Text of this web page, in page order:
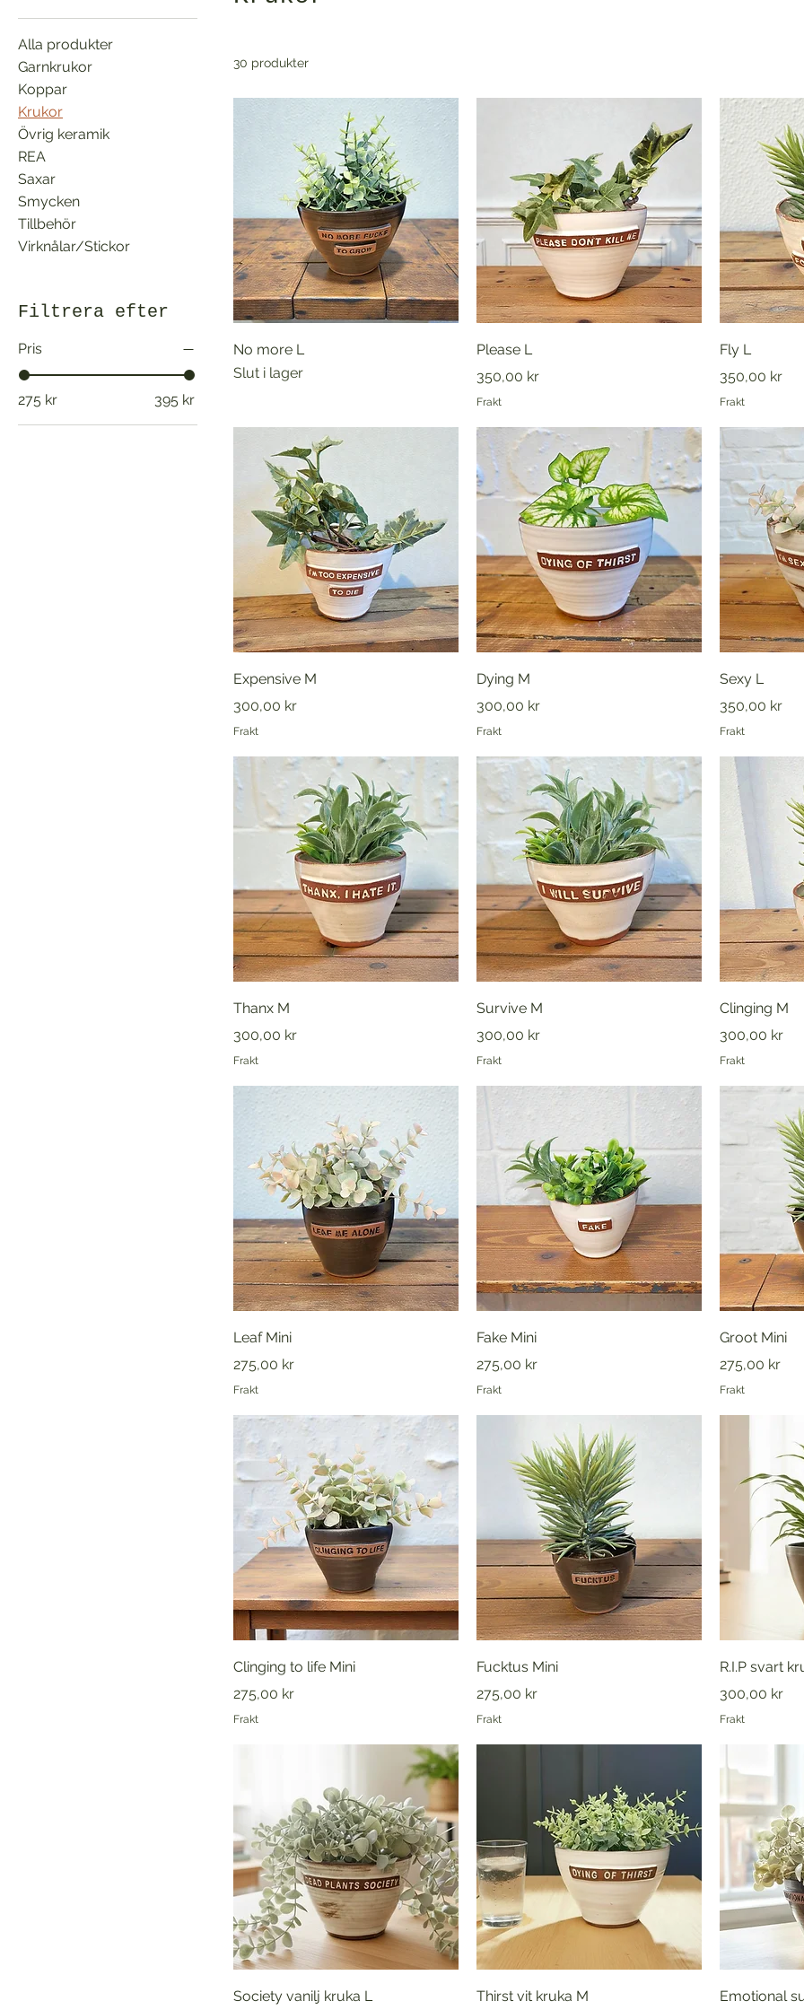
Alla produkter
Garnkrukor
Koppar
Krukor
Övrig keramik
REA
Saxar
Smycken
Tillbehör
Virknålar/Stickor
Filtrera efter
Pris
275 kr 395 kr
30 produkter
No more L
Slut i lager
Please L
Pris
350,00 kr
Frakt
Fly L
Pris
350,00 kr
Frakt
Expensive M
Pris
300,00 kr
Frakt
Dying M
Pris
300,00 kr
Frakt
Sexy L
Pris
350,00 kr
Frakt
Thanx M
Pris
300,00 kr
Frakt
Survive M
Pris
300,00 kr
Frakt
Clinging M
Pris
300,00 kr
Frakt
Leaf Mini
Pris
275,00 kr
Frakt
Fake Mini
Pris
275,00 kr
Frakt
Groot Mini
Pris
275,00 kr
Frakt
Clinging to life Mini
Pris
275,00 kr
Frakt
Fucktus Mini
Pris
275,00 kr
Frakt
R.I.P svart
Pris
300,00 kr
Frakt
Society vanilj kruka L Thirst vit kruka M Emotional